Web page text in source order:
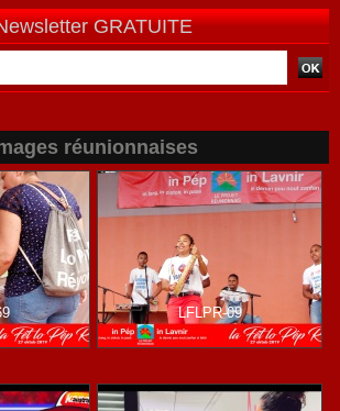
GRATUITE
réunionnaises
LFLPR-09